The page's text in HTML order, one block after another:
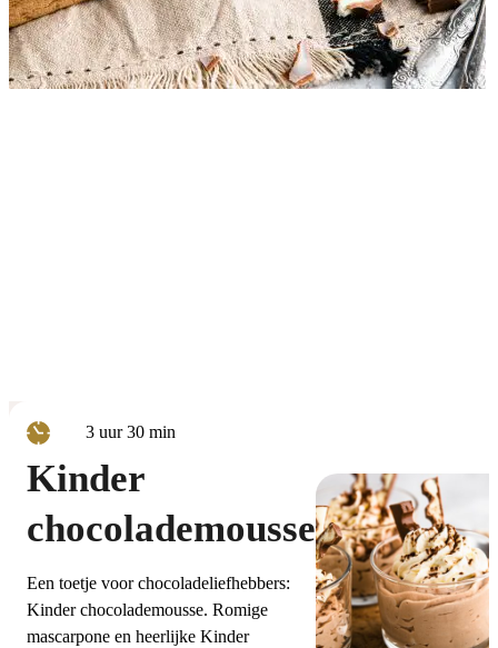
3uur
uur 30minuten
min
Kinder
chocolademousse
Een toetje voor chocoladeliefhebbers:
Kinder chocolademousse. Romige
mascarpone en heerlijke Kinder